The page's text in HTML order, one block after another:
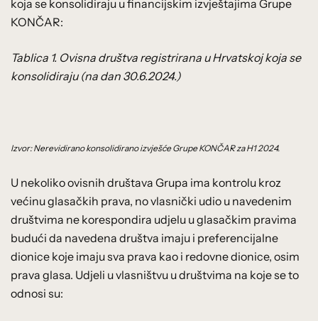
koja se konsolidiraju u financijskim izvještajima Grupe
KONČAR:
Tablica 1. Ovisna društva registrirana u Hrvatskoj koja se
konsolidiraju (na dan 30.6.2024.)
Izvor: Nerevidirano konsolidirano izvješće Grupe KONČAR za H1 2024.
U nekoliko ovisnih društava Grupa ima kontrolu kroz
većinu glasačkih prava, no vlasnički udio u navedenim
društvima ne korespondira udjelu u glasačkim pravima
budući da navedena društva imaju i preferencijalne
dionice koje imaju sva prava kao i redovne dionice, osim
prava glasa. Udjeli u vlasništvu u društvima na koje se to
odnosi su: